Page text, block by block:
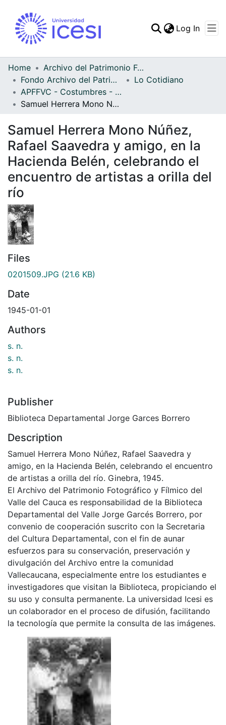
Statistics
Log In
Home
Archivo del Patrimonio Fotográfico y Fílmico del Valle del Cauca
Fondo Archivo del Patrimonio Fotográfico y Fílmico del Valle del Cauca
Lo Cotidiano
APFFVC - Costumbres - Patrimonial
Samuel Herrera Mono Núñez, Rafael Saavedra y amigo, en la Hacienda Belén, celebrando el encuentro de artistas a orilla del río
Samuel Herrera Mono Núñez,
Rafael Saavedra y amigo, en la
Hacienda Belén, celebrando el
encuentro de artistas a orilla del
río
Files
0201509.JPG (21.6 KB)
Date
1945-01-01
Authors
s. n.
s. n.
s. n.
Publisher
Biblioteca Departamental Jorge Garces Borrero
Description
Samuel Herrera Mono Núñez, Rafael Saavedra y
amigo, en la Hacienda Belén, celebrando el encuentro
de artistas a orilla del río. Ginebra, 1945.
El Archivo del Patrimonio Fotográfico y Fílmico del
Valle del Cauca es responsabilidad de la Biblioteca
Departamental del Valle Jorge Garcés Borrero, por
convenio de cooperación suscrito con la Secretaria
del Cultura Departamental, con el fin de aunar
esfuerzos para su conservación, preservación y
divulgación del Archivo entre la comunidad
Vallecaucana, especialmente entre los estudiantes e
investigadores que visitan la Biblioteca, propiciando el
su uso y consulta permanente. La universidad Icesi es
un colaborador en el proceso de difusión, facilitando
la tecnología que permite la consulta de las imágenes.